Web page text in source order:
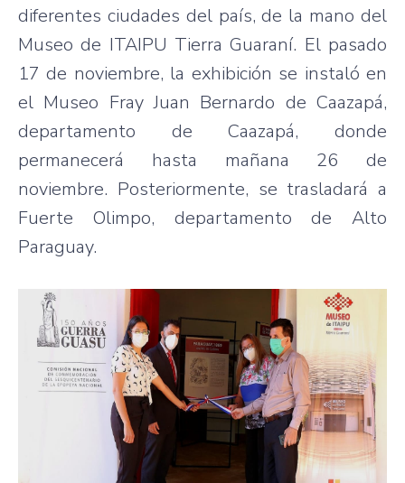
diferentes ciudades del país, de la mano del
Museo de ITAIPU Tierra Guaraní. El pasado
17 de noviembre, la exhibición se instaló en
el Museo Fray Juan Bernardo de Caazapá,
departamento de Caazapá, donde
permanecerá hasta mañana 26 de
noviembre. Posteriormente, se trasladará a
Fuerte Olimpo, departamento de Alto
Paraguay.